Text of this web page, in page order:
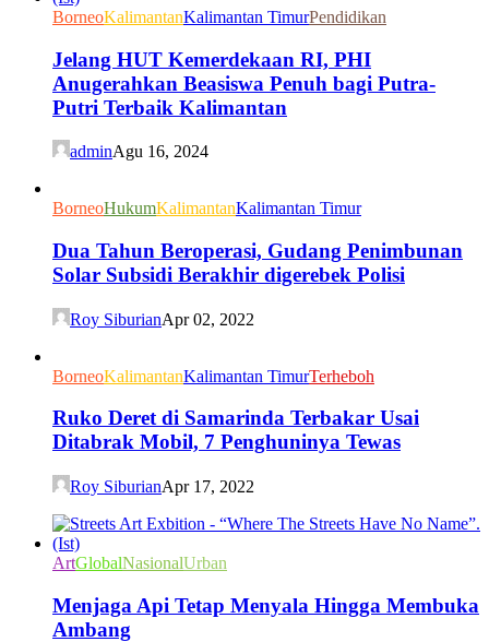
BorneoKalimantanKalimantan TimurPendidikan
Jelang HUT Kemerdekaan RI, PHI
Anugerahkan Beasiswa Penuh bagi Putra-
Putri Terbaik Kalimantan
adminAgu 16, 2024
BorneoHukumKalimantanKalimantan Timur
Dua Tahun Beroperasi, Gudang Penimbunan
Solar Subsidi Berakhir digerebek Polisi
Roy SiburianApr 02, 2022
BorneoKalimantanKalimantan TimurTerheboh
Ruko Deret di Samarinda Terbakar Usai
Ditabrak Mobil, 7 Penghuninya Tewas
Roy SiburianApr 17, 2022
ArtGlobalNasionalUrban
Menjaga Api Tetap Menyala Hingga Membuka
Ambang